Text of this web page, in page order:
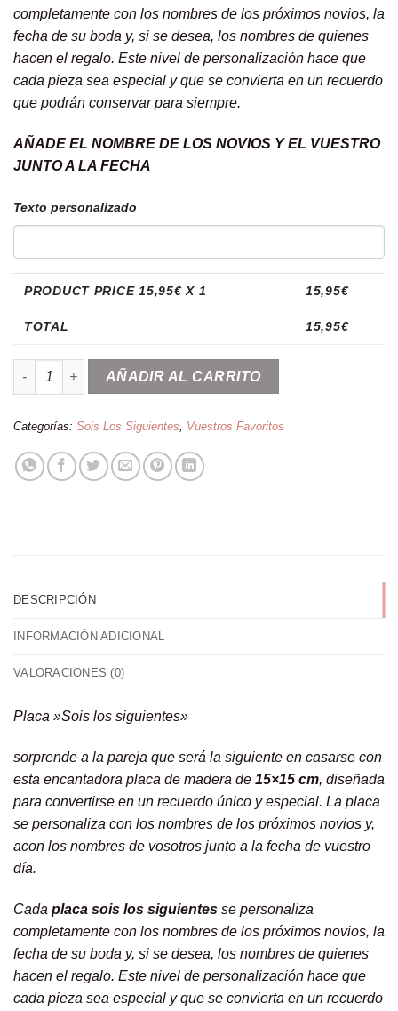
completamente con los nombres de los próximos novios, la
fecha de su boda y, si se desea, los nombres de quienes
hacen el regalo. Este nivel de personalización hace que
cada pieza sea especial y que se convierta en un recuerdo
que podrán conservar para siempre.
AÑADE EL NOMBRE DE LOS NOVIOS Y EL VUESTRO
JUNTO A LA FECHA
Texto personalizado
PRODUCT PRICE15,95€ X 1 15,95€
TOTAL 15,95€
Placa ''Sois los siguientes'' cantidad
AÑADIR AL CARRITO
Categorías: Sois Los Siguientes, Vuestros Favoritos
DESCRIPCIÓN
INFORMACIÓN ADICIONAL
VALORACIONES (0)
Placa »Sois los siguientes»
sorprende a la pareja que será la siguiente en casarse con
esta encantadora placa de madera de 15×15 cm, diseñada
para convertirse en un recuerdo único y especial. La placa
se personaliza con los nombres de los próximos novios y,
acon los nombres de vosotros junto a la fecha de vuestro
día.
Cada placa sois los siguientes se personaliza
completamente con los nombres de los próximos novios, la
fecha de su boda y, si se desea, los nombres de quienes
hacen el regalo. Este nivel de personalización hace que
cada pieza sea especial y que se convierta en un recuerdo